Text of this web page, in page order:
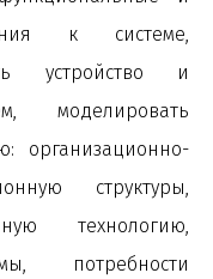
к системе,
устройство и
моделировать
организационно-
структуры,
технологию,
потребности